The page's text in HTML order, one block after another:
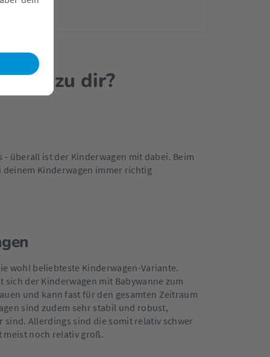
zu dir?
überall ist der Kinderwagen mit dabei. Beim
Kinderwagen immer richtig
wohl beliebteste Kinderwagen-Variante.
sich der Kinderwagen mit Babywanne zum
und kann fast für den gesamten Zeitraum
sind zudem sehr stabil und robust,
sind. Allerdings sind die somit relativ schwer
meist noch relativ groß.